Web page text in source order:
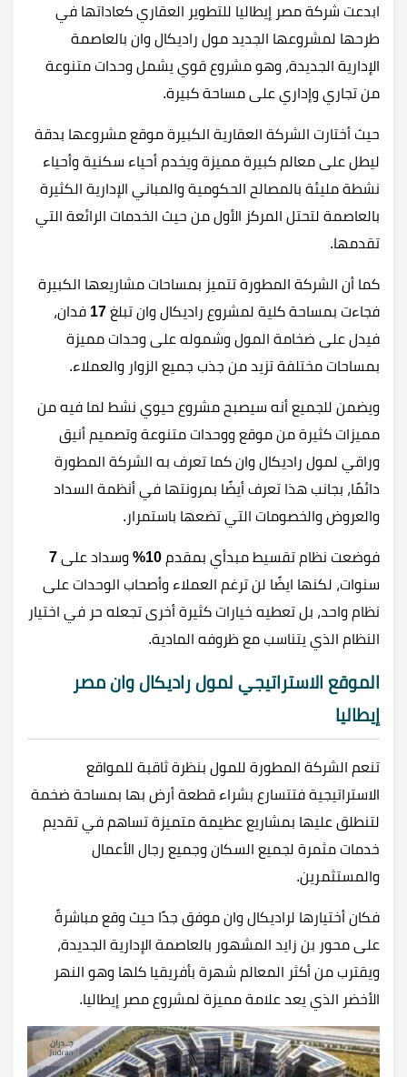
ابدعت شركة مصر إيطاليا للتطوير العقاري كعاداتها في
طرحها لمشروعها الجديد مول راديكال وان بالعاصمة
الإدارية الجديدة، وهو مشروع قوي يشمل وحدات متنوعة
من تجاري وإداري على مساحة كبيرة.
حيث أختارت الشركة العقارية الكبيرة موقع مشروعها بدقة
ليطل على معالم كبيرة مميزة ويخدم أحياء سكنية وأحياء
نشطة مليئة بالمصالح الحكومية والمباني الإدارية الكثيرة
بالعاصمة لتحتل المركز الأول من حيث الخدمات الرائعة التي
تقدمها.
كما أن الشركة المطورة تتميز بمساحات مشاريعها الكبيرة
فجاءت بمساحة كلية لمشروع راديكال وان تبلغ 17 فدان،
فيدل على ضخامة المول وشموله على وحدات مميزة
بمساحات مختلفة تزيد من جذب جميع الزوار والعملاء.
ويضمن للجميع أنه سيصبح مشروع حيوي نشط لما فيه من
مميزات كثيرة من موقع ووحدات متنوعة وتصميم أنيق
وراقي لمول راديكال وان كما تعرف به الشركة المطورة
دائمًا، بجانب هذا تعرف أيضًا بمرونتها في أنظمة السداد
والعروض والخصومات التي تضعها باستمرار.
فوضعت نظام تقسيط مبدأي بمقدم وسداد على 7
سنوات، لكنها ايضًا لن ترغم العملاء وأصحاب الوحدات على
نظام واحد، بل تعطيه خيارات كثيرة أخرى تجعله حر في اختيار
النظام الذي يتناسب مع ظروفه المادية.
الموقع الاستراتيجي لمول راديكال وان مصر
إيطاليا
تنعم الشركة المطورة للمول بنظرة ثاقبة للمواقع
الاستراتيجية فتتسارع بشراء قطعة أرض بها بمساحة ضخمة
لتنطلق عليها بمشاريع عظيمة متميزة تساهم في تقديم
خدمات مثمرة لجميع السكان وجميع رجال الأعمال
والمستثمرين.
فكان أختيارها لراديكال وان موفق جدًا حيث وقع مباشرةً
على محور بن زايد المشهور بالعاصمة الإدارية الجديدة،
ويقترب من أكثر المعالم شهرة بأفريقيا كلها وهو النهر
الأخضر الذي يعد علامة مميزة لمشروع مصر إيطاليا.